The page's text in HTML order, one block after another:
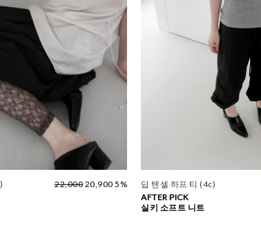
22,000 20,900 5%
딥 텐셀 하프 티 (4c)
AFTER PICK
실키 소프트 니트